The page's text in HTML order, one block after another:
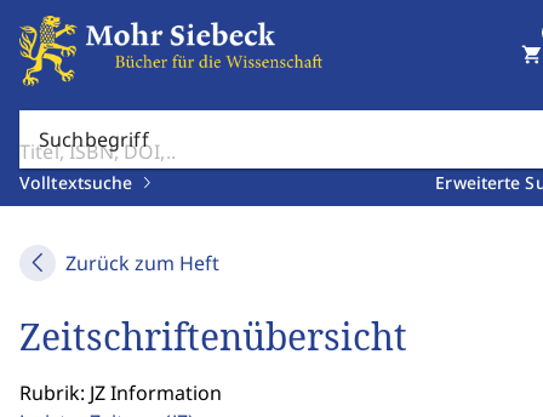
Suchbegriff
Volltextsuche Erweiterte
shopping_cart
Zurück zum Heft
Zeitschriftenübersicht
Rubrik: JZ Information